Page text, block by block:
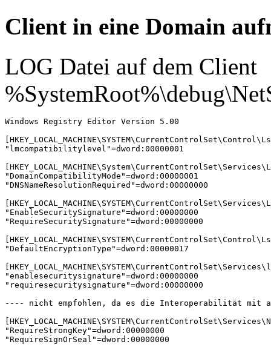
Client in eine Domain
LOG Datei auf dem Client
Windows Registry Editor Version 5.00
"lmcompatibilitylevel"=dword:00000001
"DomainCompatibilityMode"=dword:00000001
"DNSNameResolutionRequired"=dword:00000000
"EnableSecuritySignature"=dword:00000000
"RequireSecuritySignature"=dword:00000000
"DefaultEncryptionType"=dword:00000017
"enablesecuritysignature"=dword:00000000
"requiresecuritysignature"=dword:00000000
---- nicht empfohlen, da es die Interoperabilität mit
"RequireStrongKey"=dword:00000000
"RequireSignOrSeal"=dword:00000000